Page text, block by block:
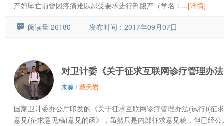
产妇坠亡前曾因疼痛难以忍受要求进行剖腹产（学名：...[详情]
阅读量 26180 发布时间：2017年09月07日
对卫计委《关于征求互联网诊疗管理办
来源： 戴天岩
国家卫计委办公厅印发的《关于征求互联网诊疗管理办法(试行)(征
意见(征求意见稿)意见的函》，虽然只是内部征求意见稿，但已经